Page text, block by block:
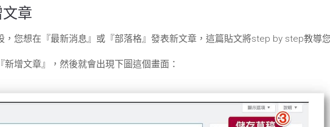
章
，您想在『最新消息』或『部落格』發表新文章，這篇貼文將step by step教導
增文章』，然後就會出現下圖這個畫面：